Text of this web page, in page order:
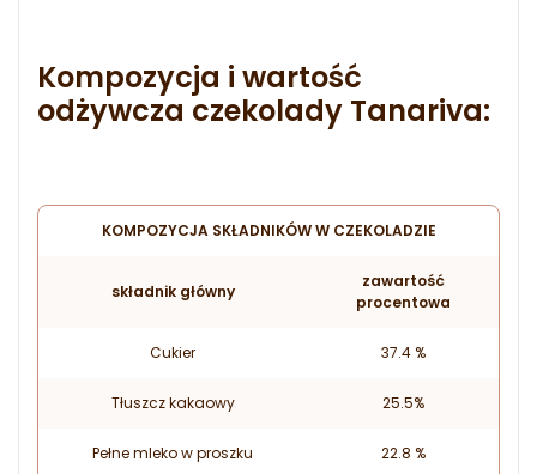
Kompozycja i wartość
odżywcza czekolady Tanariva:
KOMPOZYCJA SKŁADNIKÓW W CZEKOLADZIE
składnik główny
zawartość
procentowa
Cukier 37.4 %
Tłuszcz kakaowy 25.5%
Pełne mleko w proszku 22.8 %